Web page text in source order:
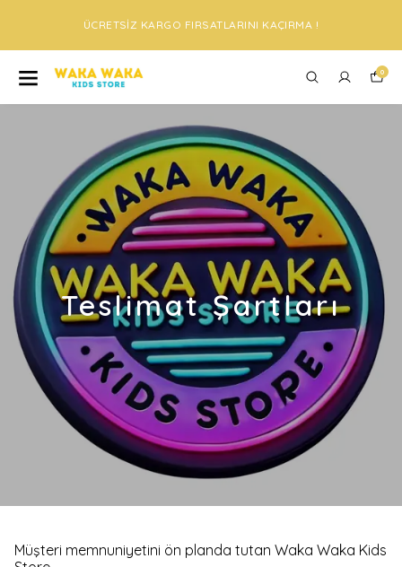
ÜCRETSİZ KARGO FIRSATLARINI KAÇIRMA !
0
Teslimat Şartları
Müşteri memnuniyetini ön planda tutan Waka Waka Kids